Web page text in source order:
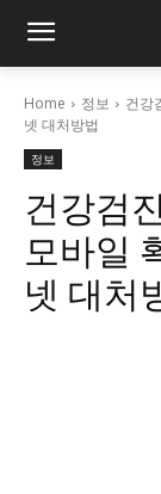
Home 정보
건강
넷 대처방법
정보
건강검
모바일
넷 대처